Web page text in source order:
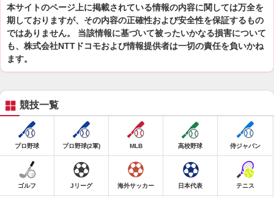
本サイトのページ上に掲載されている情報の内容に関しては万全を
期しておりますが、その内容の正確性および安全性を保証するもの
ではありません。 当該情報に基づいて被ったいかなる損害について
も、株式会社NTTドコモおよび情報提供者は一切の責任を負いかね
ます。
競技一覧
プロ野球 プロ野球(2軍) MLB 高校野球 侍ジャパン
ゴルフ Jリーグ 海外サッカー 日本代表 テニス